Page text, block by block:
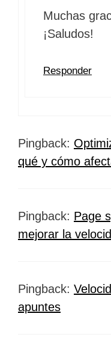
Muchas
¡Saludos!
Responder
Pingback:
qué y cómo
Pingback: Page
mejorar la
Pingback:
apuntes